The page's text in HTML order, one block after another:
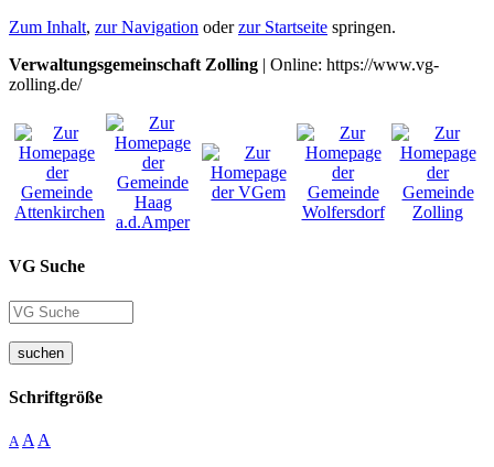
Zum Inhalt, zur Navigation oderzur Startseite springen.
Verwaltungsgemeinschaft Zolling | Online: https://www.vg-
zolling.de/
VG Suche
suchen
Schriftgröße
A A A